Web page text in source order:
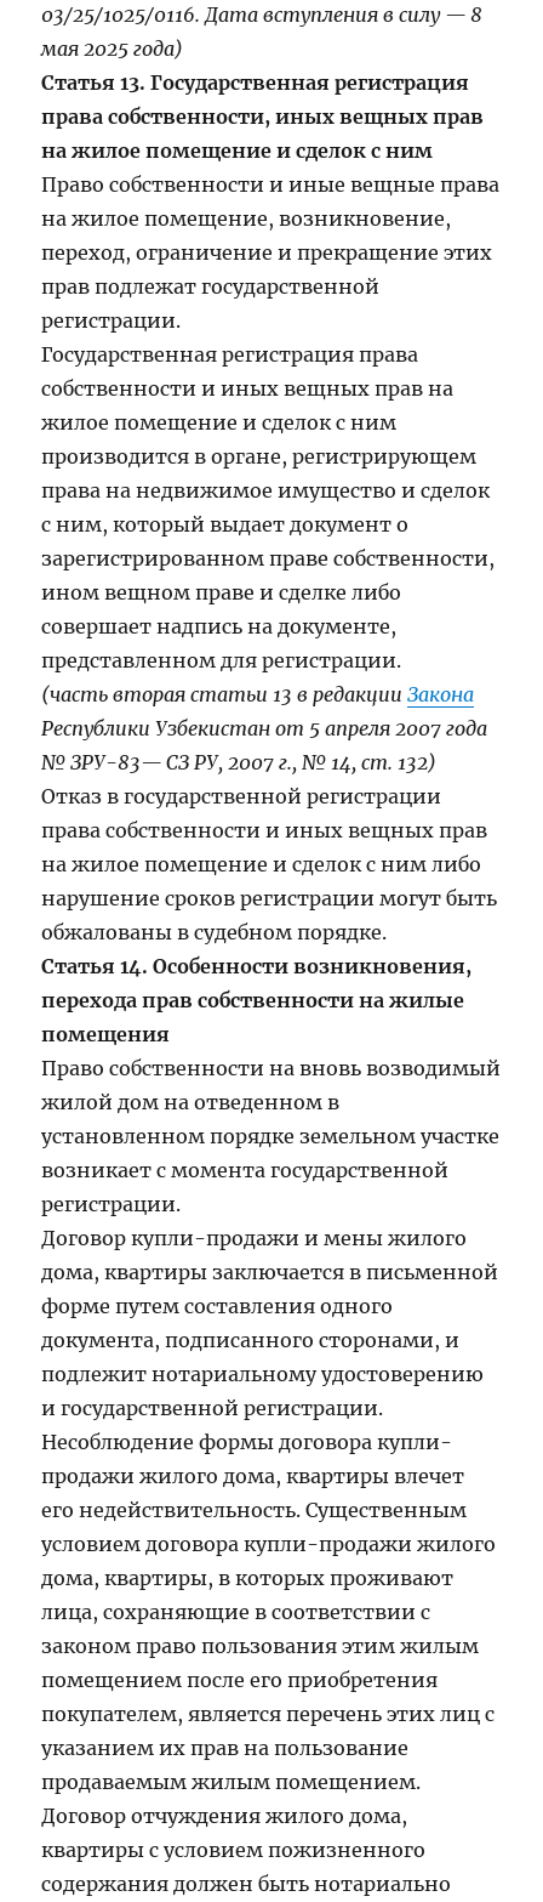
03/25/1025/0116. Дата вступления в силу — 8
мая 2025 года)
Статья 13. Государственная регистрация
права собственности, иных вещных прав
на жилое помещение и сделок с ним
Право собственности и иные вещные права
на жилое помещение, возникновение,
переход, ограничение и прекращение этих
прав подлежат государственной
регистрации.
Государственная регистрация права
собственности и иных вещных прав на
жилое помещение и сделок с ним
производится в органе, регистрирующем
права на недвижимое имущество и сделок
с ним, который выдает документ о
зарегистрированном праве собственности,
ином вещном праве и сделке либо
совершает надпись на документе,
представленном для регистрации.
(часть вторая статьи 13 в редакцииЗакона
Республики Узбекистан от 5 апреля 2007 года
№ ЗРУ-83— СЗ РУ, 2007 г., № 14, ст. 132)
Отказ в государственной регистрации
права собственности и иных вещных прав
на жилое помещение и сделок с ним либо
нарушение сроков регистрации могут быть
обжалованы в судебном порядке.
Статья 14. Особенности возникновения,
перехода прав собственности на жилые
помещения
Право собственности на вновь возводимый
жилой дом на отведенном в
установленном порядке земельном участке
возникает с момента государственной
регистрации.
Договор купли-продажи и мены жилого
дома, квартиры заключается в письменной
форме путем составления одного
документа, подписанного сторонами, и
подлежит нотариальному удостоверению
и государственной регистрации.
Несоблюдение формы договора купли-
продажи жилого дома, квартиры влечет
его недействительность. Существенным
условием договора купли-продажи жилого
дома, квартиры, в которых проживают
лица, сохраняющие в соответствии с
законом право пользования этим жилым
помещением после его приобретения
покупателем, является перечень этих лиц с
указанием их прав на пользование
продаваемым жилым помещением.
Договор отчуждения жилого дома,
квартиры с условием пожизненного
содержания должен быть нотариально